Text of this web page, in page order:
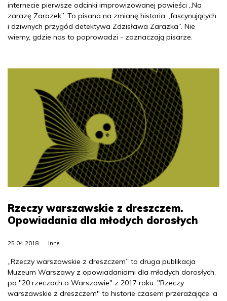
internecie pierwsze odcinki improwizowanej powieści „Na
zarazę Zarazek”. To pisana na zmianę historia „fascynujących
i dziwnych przygód detektywa Zdzisława Zarazka”. Nie
wiemy, gdzie nas to poprowadzi - zaznaczają pisarze.
Rzeczy warszawskie z dreszczem.
Opowiadania dla młodych dorosłych
25.04.2018 Inne
„Rzeczy warszawskie z dreszczem” to druga publikacja
Muzeum Warszawy z opowiadaniami dla młodych dorosłych,
po "20 rzeczach o Warszawie" z 2017 roku. "Rzeczy
warszawskie z dreszczem" to historie czasem przerażające, a